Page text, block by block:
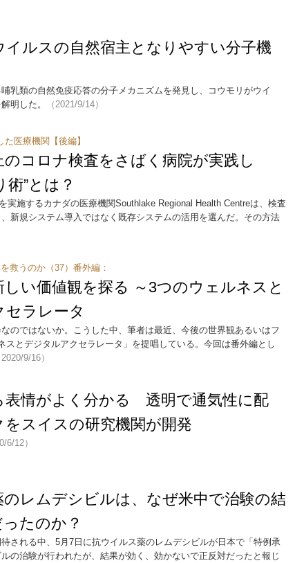
イルスの自然宿主となりやすい分子機
乳類の自然免疫応答の分子メカニズムを発見し、コウモリがウイ
明した。
（2021/9/14）
た医療機関【後編】
のコロナ検査をさばく病院が実践し
術”とは？
実施するカナダの医療機関Southlake Regional Health Centreは、検査
新規システム導入ではなく既存システムの活用を選んだ。その方法
救うのか（37）番外編：
しい価値観を探る ～3つのウェルネスと
ラレータ
のではないか。こうした中、筆者は最近、今後の世界観あるいはフ
スとデジタルアクセラレータ」を提唱している。今回は番外編とし
2020/9/16）
表情がよく分かる 透明で通気性に配
をスイスの研究機関が開発
6/12）
レムデシビルは、なぜ米中で治験の結
たのか？
される中、5月7日に抗ウイルス薬のレムデシビルが日本で「特例承
の治験が行われたが、結果が効く、効かないで正反対だったと報じ